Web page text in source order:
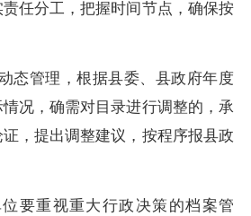
任分工，把握时间节点，确保按
态管理，根据县委、县政府年度
况，确需对目录进行调整的，承
，提出调整建议，按程序报县政
要重视重大行政决策的档案管